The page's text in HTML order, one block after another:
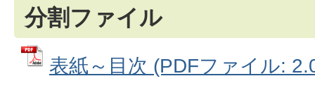
分割ファイル
表紙～目次 (PDFファイル: